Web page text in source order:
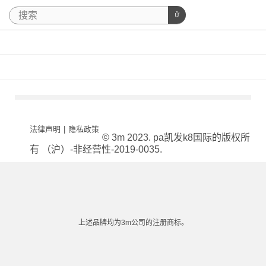
法律声明 | 隐私政策
© 3m 2023. pa凯发k8国际的版权所
有 （沪）-非经营性-2019-0035.
上述品牌均为3m公司的注册商标。